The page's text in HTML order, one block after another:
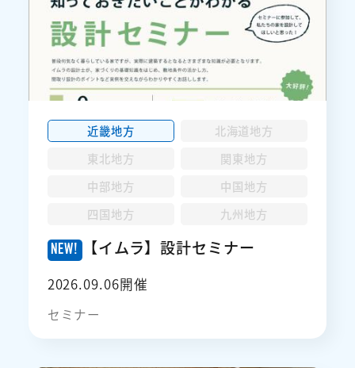
九州地方
セミナー
キャンペーン
その他
近畿地方
北海道地方
東北地方
関東地方
中部地方
中国地方
四国地方
九州地方
【イムラ】設計セミナー
2026.09.06開催
セミナー